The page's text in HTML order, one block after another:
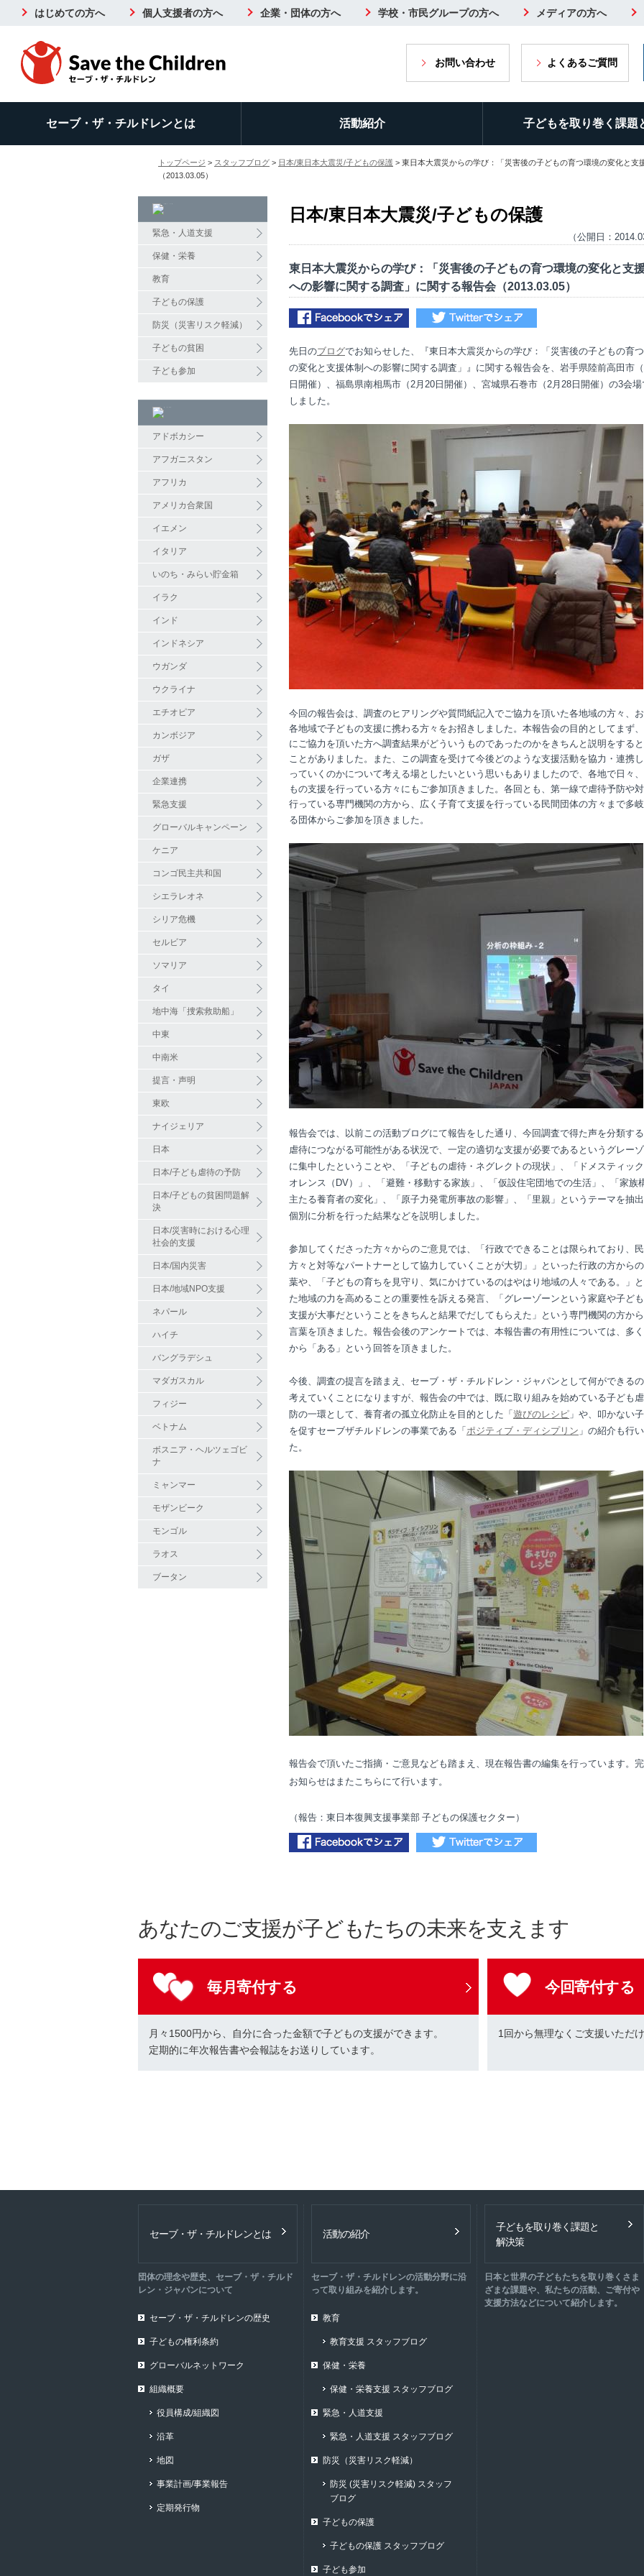
はじめての方へ 個人支援者の方へ 企業・団体の方へ 学校・市民グループの方へ メディアの方へ
お問い合わせ よくあるご質問
セーブ・ザ・チルドレンとは 活動紹介 子どもを取り巻く課題
トップページ > スタッフブログ > 日本/東日本大震災/子どもの保護 > 東日本大震災からの学び：「災害後の子どもの育つ環境の変化と
（2013.03.05）
緊急・人道支援
保健・栄養
教育
子どもの保護
防災（災害リスク軽減）
子どもの貧困
子ども参加
アドボカシー
アフガニスタン
アフリカ
アメリカ合衆国
イエメン
イタリア
いのち・みらい貯金箱
イラク
インド
インドネシア
ウガンダ
ウクライナ
エチオピア
カンボジア
ガザ
企業連携
緊急支援
グローバルキャンペーン
ケニア
コンゴ民主共和国
シエラレオネ
シリア危機
セルビア
ソマリア
タイ
地中海「捜索救助船」
中東
中南米
提言・声明
東欧
ナイジェリア
日本
日本/子ども虐待の予防
日本/子どもの貧困問題解
決
日本/災害時における心理
社会的支援
日本/国内災害
日本/地域NPO支援
ネパール
ハイチ
バングラデシュ
マダガスカル
フィジー
ベトナム
ボスニア・ヘルツェゴビ
ナ
ミャンマー
モザンビーク
モンゴル
ラオス
ブータン
日本/東日本大震災/子どもの保護
（公開日：
東日本大震災からの学び：「災害後の子どもの育つ環境の変化と支
への影響に関する調査」に関する報告会（2013.03.05）
先日のブログでお知らせした、『東日本大震災からの学び：「災害後の子どもの育
の変化と支援体制への影響に関する調査」』に関する報告会を、岩手県陸前高田市（
日開催）、福島県南相馬市（2月 20 日開催）、宮城県石巻市（2月 28 日開催）の3会場
しました。
今回の報告会は、調査のヒアリングや質問紙記入でご協力を頂いた各地域の方々、
各地域で子どもの支援に携わる方々をお招きしました。本報告会の目的としてまず
にご協力を頂いた方へ調査結果がどういうものであったのかをきちんと説明をする
ことがありました。また、この調査を受けて今後どのような支援活動を協力・連携
っていくのかについて考える場としたいという思いもありましたので、各地で日々
もの支援を行っている方々にもご参加頂きました。各回とも、第一線で虐待予防や
行っている専門機関の方から、広く子育て支援を行っている民間団体の方々まで多
る団体からご参加を頂きました。
報告会では、以前この活動ブログにて報告をした通り、今回調査で得た声を分類す
虐待につながる可能性がある状況で、一定の適切な支援が必要であるというグレー
に集中したということや、「子どもの虐待・ネグレクトの現状」、「ドメスティッ
オレンス（ DV）」、「避難・移動する家族」、「仮設住宅団地での生活」、「家族
主たる養育者の変化」、「原子力発電所事故の影響」、「里親」というテーマを抽
個別に分析を行った結果などを説明しました。
参加してくださった方々からのご意見では、「行政でできることは限られており、
方々と対等なパートナーとして協力していくことが大切」」といった行政の方から
葉や、「子どもの育ちを見守り、気にかけているのはやはり地域の人々である。」
た地域の力を高めることの重要性を訴える発言、「グレーゾーンという家庭や子ど
支援が大事だということをきちんと結果でだしてもらえた」という専門機関の方か
言葉を頂きました。報告会後のアンケートでは、本報告書の有用性については、多
から「ある」という回答を頂きました。
今後、調査の提言を踏まえ、セーブ・ザ・チルドレン・ジャパンとして何ができる
考えていくことになりますが、報告会の中では、既に取り組みを始めている子ども
防の一環として、養育者の孤立化防止を目的とした「 遊びのレシピ 」や、叩かない
を促すセーブザチルドレンの事業である「 ポジティブ・ディシプリン 」の紹介も行
た。
報告会で頂いたご指摘・ご意見なども踏まえ、現在報告書の編集を行っています。
お知らせはまたこちらにて行います。
（報告：東日本復興支援事業部 子どもの保護セクター）
あなたのご支援が子どもたちの未来を支えます
毎月寄付する
月々1500円から、自分に合った金額で子どもの支援ができます。
定期的に年次報告書や会報誌をお送りしています。
今回寄付する
1回から無理なくご支援いただ
セーブ・ザ・チルドレンとは
団体の理念や歴史、セーブ・ザ・チルド
レン・ジャパンについて
セーブ・ザ・チルドレンの歴史
子どもの権利条約
グローバルネットワーク
組織概要
役員構成/組織図
沿革
地図
事業計画/事業報告
定期発行物
活動の紹介
セーブ・ザ・チルドレンの活動分野に沿
って取り組みを紹介します。
教育
教育支援 スタッフブログ
保健・栄養
保健・栄養支援 スタッフブログ
緊急・人道支援
緊急・人道支援 スタッフブログ
防災（災害リスク軽減）
防災 (災害リスク軽減) スタッフ
ブログ
子どもの保護
子どもの保護 スタッフブログ
子ども参加
子どもを取り巻く課題と
解決策
日本と世界の子どもたちを取り巻くさま
ざまな課題や、私たちの活動、ご寄付や
支援方法などについて紹介します。